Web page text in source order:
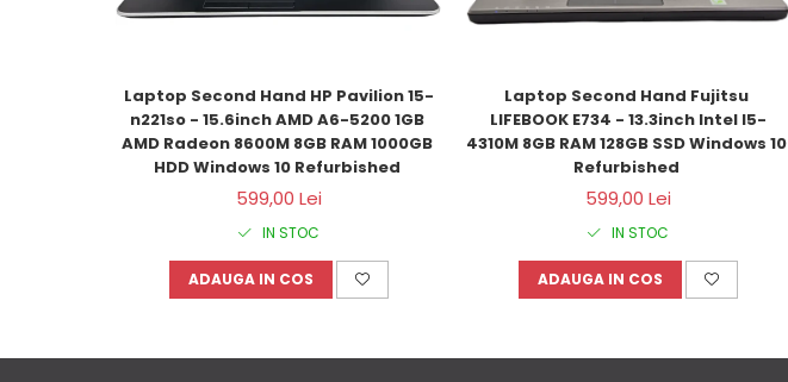
Laptop Second Hand HP Pavilion 15-
n221so - 15.6inch AMD A6-5200 1GB
AMD Radeon 8600M 8GB RAM 1000GB
HDD Windows 10 Refurbished
599,00 Lei
IN STOC
ADAUGA IN COS
Laptop Second Hand Fujitsu
LIFEBOOK E734 - 13.3inch Intel I5-
4310M 8GB RAM 128GB SSD Windows 10
Refurbished
599,00 Lei
IN STOC
ADAUGA IN COS